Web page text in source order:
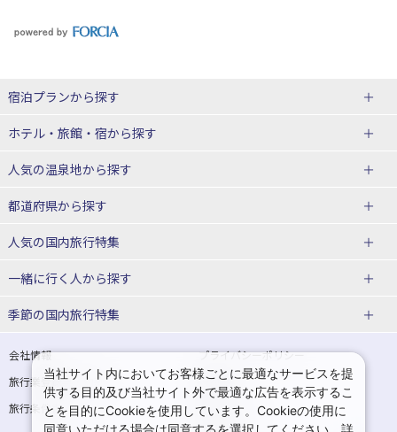
宿泊プランから探す
北海道
東北
青森県
宮城県
山形県
関東
埼玉県 千葉県
茨城県 栃木県
ホテル・旅館・宿から探す
北海道ホテル・旅館
青森県ホテル・旅館
宮城県ホテル・旅館
山形県ホテル・旅館
東京都ホテル・旅館 神奈川県ホテル・旅館
埼玉県ホテル・旅館 千葉県ホテル・旅館
人気の温泉地から探す
北海道
湯の川温泉(北海道)
十勝川温泉(北海道)
洞爺湖温泉(北海道)
層雲峡温泉(北海道)
東北
花巻温泉(岩手) 蔵王温泉(山形)
都道府県から探す
北海道旅行・ツアー
東北
青森旅行・ツアー 岩手旅行・ツアー
宮城旅行・ツアー 秋田旅行・ツアー
山形旅行・ツアー 福島旅行・ツアー
人気の国内旅行特集
東京ディズニーリゾート®への旅
ユニバーサル・スタジオ・ジャパ
一緒に行く人から探す
一人旅 国内版
カップル・夫婦旅行 国内版 女子旅 国内版
卒業旅行・学生旅行 国内版
季節の国内旅行特集
桜・お花見特集
ゴールデンウィーク（GW）の国内
旅行
夏休み・お盆の国内旅行 7月の国内旅行
会社情報
プライバシーポリシー
旅行業登録票・約款
規約集
旅行条件書
商標について
当社サイト内においてお客様ごとに最適なサービスを提
供する目的及び当社サイト外で最適な広告を表示するこ
とを目的にCookieを使用しています。Cookieの使用に
同意いただける場合は同意するを選択してください。詳